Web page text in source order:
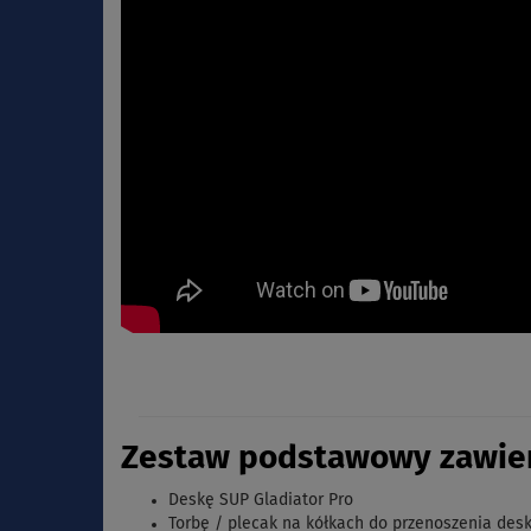
Zestaw podstawowy
Deskę SUP Gladiator Pro
Torbę / plecak na kółkach do przenoszenia